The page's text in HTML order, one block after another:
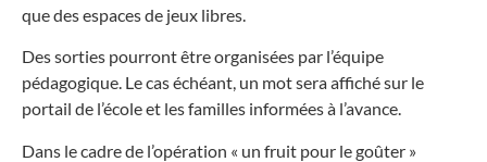
que des espaces de jeux libres.
Des sorties pourront être organisées par l’équipe
pédagogique. Le cas échéant, un mot sera affiché sur le
portail de l’école et les familles informées à l’avance.
Dans le cadre de l’opération « un fruit pour le goûter »